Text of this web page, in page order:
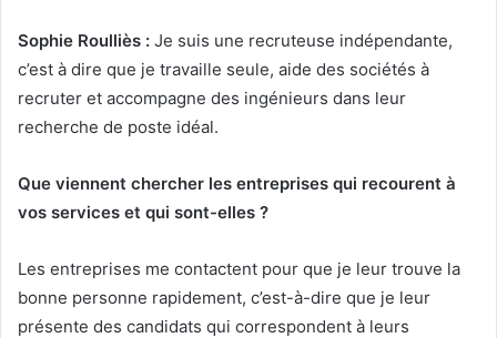
Sophie Roulliès : Je suis une recruteuse indépendante,
c’est à dire que je travaille seule, aide des sociétés à
recruter et accompagne des ingénieurs dans leur
recherche de poste idéal.
Que viennent chercher les entreprises qui recourent à
vos services et qui sont-elles ?
Les entreprises me contactent pour que je leur trouve la
bonne personne rapidement, c’est-à-dire que je leur
présente des candidats qui correspondent à leurs